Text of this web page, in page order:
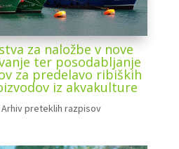
za naložbe v nove
ter posodabljanje
za predelavo ribiških
iz akvakulture
Arhiv preteklih razpisov